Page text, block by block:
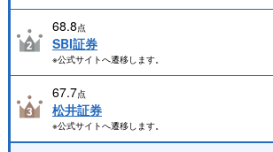
68.8点
SBI証券
※公式サイトへ遷移します。
67.7点
松井証券
※公式サイトへ遷移します。